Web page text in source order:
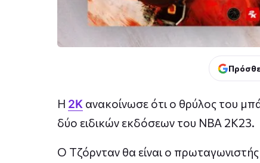
Η 2K ανακοίνωσε ότι ο θρύλος του
δύο ειδικών εκδόσεων του NBA 2K23.
Ο Τζόρνταν θα είναι ο